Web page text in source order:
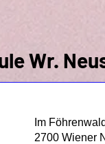
Wr.
Im
2700 Wiener